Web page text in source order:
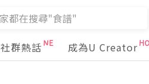
社群熱話 成為U Creator